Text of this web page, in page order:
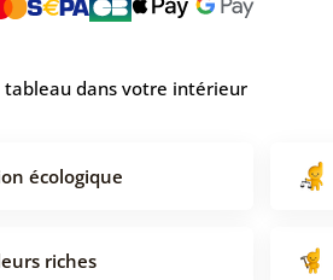
tableau dans votre intérieur
écologique
riches